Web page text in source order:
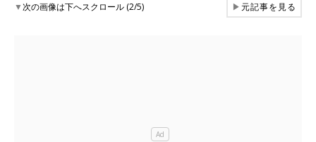
▼次の画像は下へスクロール (2/5) ▶元記事を見る